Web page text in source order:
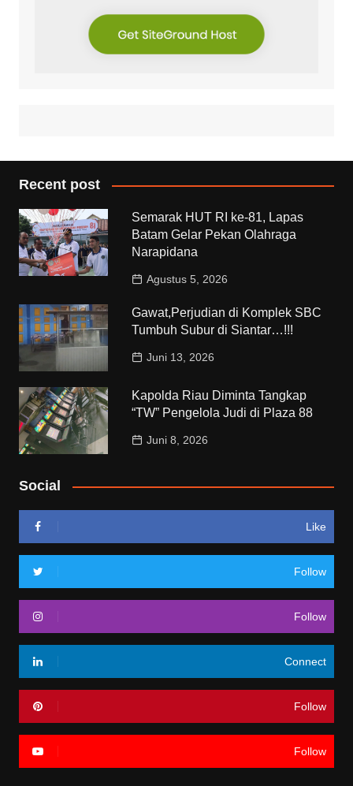
Recent post
Semarak HUT RI ke-81, Lapas
Batam Gelar Pekan Olahraga
Narapidana
Agustus 5, 2026
Gawat,Perjudian di Komplek SBC
Tumbuh Subur di Siantar…!!!
Juni 13, 2026
Kapolda Riau Diminta Tangkap
“TW” Pengelola Judi di Plaza 88
Juni 8, 2026
Social
Like
Follow
Follow
Connect
Follow
Follow